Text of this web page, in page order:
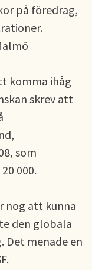
på föredrag,
komma ihåg
skrev att
som
000.
nog att kunna
den globala
Det menade en